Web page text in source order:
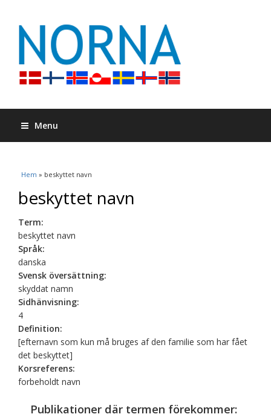
Menu
Du är här
Hem » beskyttet navn
beskyttet navn
Term:
beskyttet navn
Språk:
danska
Svensk översättning:
skyddat namn
Sidhänvisning:
4
Definition:
[efternavn som kun må bruges af den familie som har fået
det beskyttet]
Korsreferens:
forbeholdt navn
Publikationer där termen förekommer: